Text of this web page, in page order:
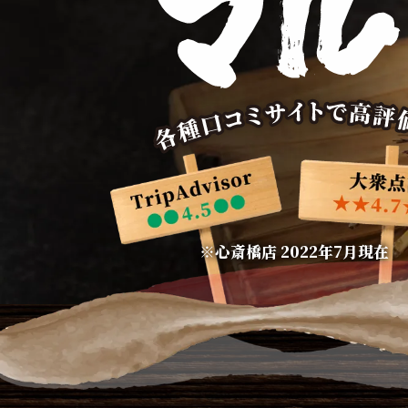
※心斎橋店 2022年7月現在